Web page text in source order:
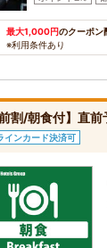
最大1,000円のクーポン
※利用条件あり
割/朝食付】直
インカード決済可